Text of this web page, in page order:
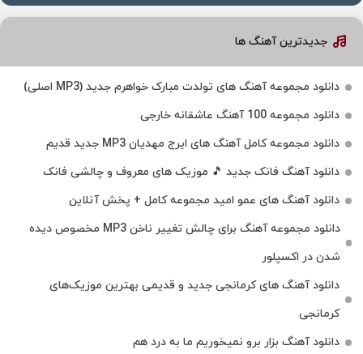
جدیدترین آهنگ ها
دانلود مجموعه آهنگ های تولدت مبارک خواهرم جدید (MP3 اصلی)
دانلود مجموعه 100 آهنگ عاشقانه خارجی
دانلود مجموعه کامل آهنگ های ایرج مهدیان MP3 جدید قدیم
دانلود آهنگ فانک جدید 🎵 موزیک‌ های معروف و چالشی فانک
دانلود آهنگ های عمو امید مجموعه کامل + پخش آنلاین
دانلود مجموعه آهنگ برای چالش تغییر ناخن MP3 مخصوص دیده
شدن در اکسپلور
دانلود آهنگ‌ های کرمانجی جدید و قدیمی بهترین موزیک‌های
کرمانجی
دانلود آهنگ بزار برو نمیخوریم ما به درد هم